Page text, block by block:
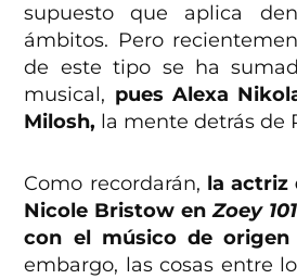
supuesto que aplica
ámbitos. Pero
de este tipo se ha
musical, pues Alexa
Milosh, la mente detrás de
Como recordarán, la actriz
Nicole Bristow enZoey 101
con el músico de origen
embargo, las cosas entre